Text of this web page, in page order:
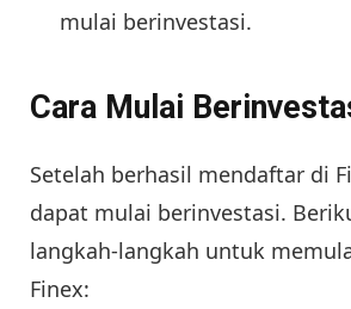
mulai berinvestasi.
Cara Mulai
Setelah berhasil mendaftar di
dapat mulai berinvestasi.
langkah-langkah untuk
Finex: